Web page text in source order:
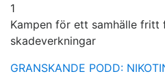
1
Kampen för ett samhälle fritt
skadeverkningar
GRANSKANDE PODD: